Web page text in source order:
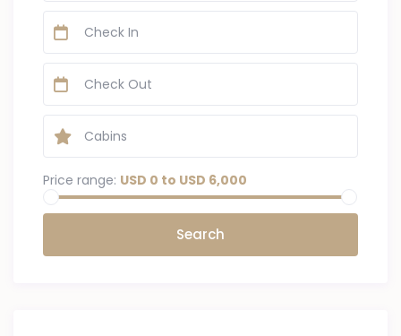
Price range: USD 0 to USD 6,000